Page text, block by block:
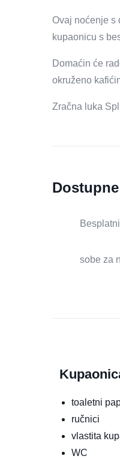
Ovaj noćenje s
kupaonicu s
Domaćin će
okruženo
Zračna luka
sobe za
toaletni
ručnici
vlastita
WC